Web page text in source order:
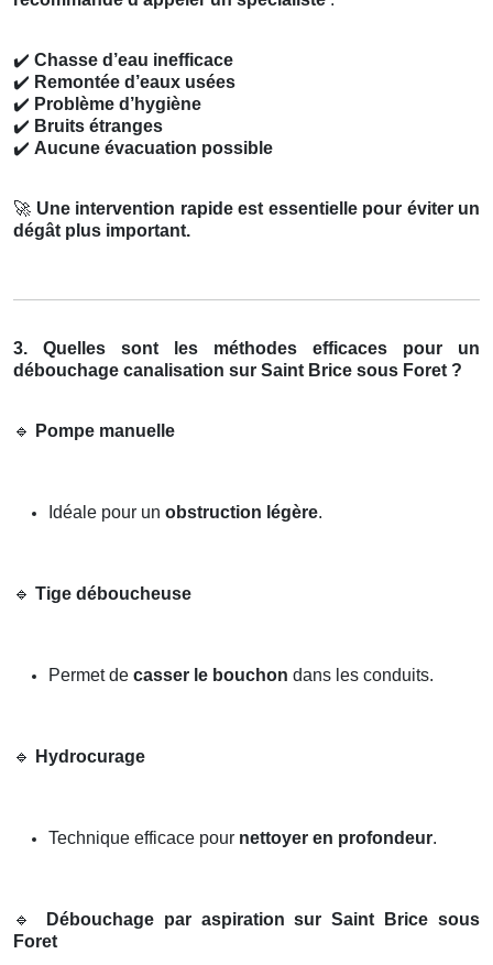
✔️ Chasse d’eau inefficace
✔️ Remontée d’eaux usées
✔️ Problème d’hygiène
✔️ Bruits étranges
✔️ Aucune évacuation possible
🚀 Une intervention rapide est essentielle pour éviter un
dégât plus important.
3. Quelles sont les méthodes efficaces pour un
débouchage canalisation sur Saint Brice sous Foret ?
🔹 Pompe manuelle
Idéale pour un obstruction légère.
🔹 Tige déboucheuse
Permet de casser le bouchon dans les conduits.
🔹 Hydrocurage
Technique efficace pour nettoyer en profondeur.
🔹
Débouchage par aspiration sur Saint Brice sous
Foret